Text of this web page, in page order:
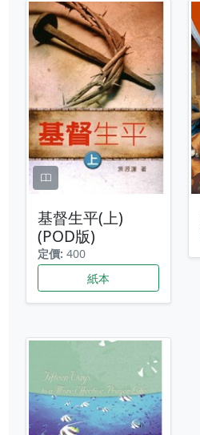
基督生平(上)
(POD版)
定價: 400
紙本